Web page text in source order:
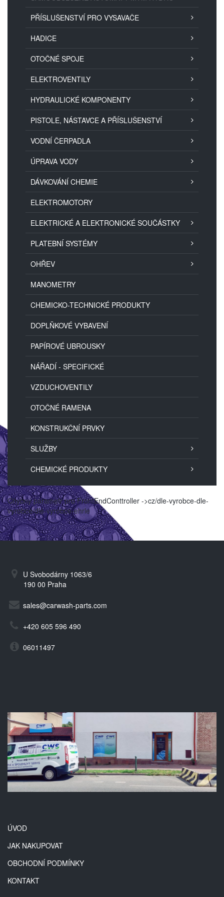
PŘÍSLUŠENSTVÍ PRO VYSAVAČE
HADICE
OTOČNÉ SPOJE
ELEKTROVENTILY
HYDRAULICKÉ KOMPONENTY
PISTOLE, NÁSTAVCE A PŘÍSLUŠENSTVÍ
VODNÍ ČERPADLA
ÚPRAVA VODY
DÁVKOVÁNÍ CHEMIE
ELEKTROMOTORY
ELEKTRICKÉ A ELEKTRONICKÉ SOUČÁSTKY
PLATEBNÍ SYSTÉMY
OHŘEV
MANOMETRY
CHEMICKO-TECHNICKÉ PRODUKTY
DOPLŇKOVÉ VYBAVENÍ
PAPÍROVÉ UBROUSKY
NÁŘADÍ - SPECIFICKÉ
VZDUCHOVENTILY
OTOČNÉ RAMENA
KONSTRUKČNÍ PRVKY
SLUŽBY
CHEMICKÉ PRODUKTY
Chybný parametr pro FrontEndConttroller ->cz/dle-vyrobce-dle-
vyrobce/dle-vyrobce-ehrle
U Svobodárny 1063/6
190 00 Praha
sales@carwash-parts.com
+420 605 596 490
06011497
ÚVOD
JAK NAKUPOVAT
OBCHODNÍ PODMÍNKY
KONTAKT